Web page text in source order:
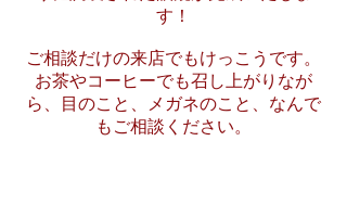
す！
ご相談だけの来店でもけっこうです。
お茶やコーヒーでも召し上がりなが
ら、目のこと、メガネのこと、なんで
もご相談ください。